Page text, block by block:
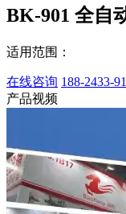
BK-901 全自
适用范围：
在线咨询 188-2433-
产品视频